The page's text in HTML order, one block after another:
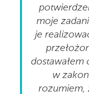
moje
je
dostawałem
w
rozumiem,